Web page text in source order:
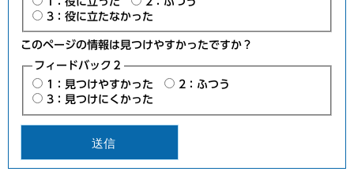
3：役に立たなかった
このページの情報は見つけやすかったですか？
フィードバック２
1：見つけやすかった
2：ふつう
3：見つけにくかった